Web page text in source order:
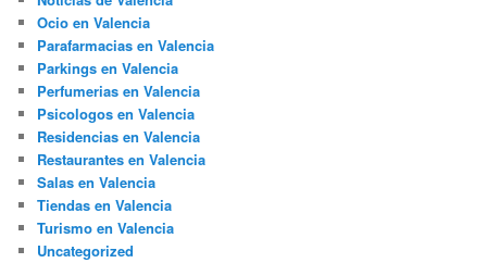
Ocio en Valencia
Parafarmacias en Valencia
Parkings en Valencia
Perfumerias en Valencia
Psicologos en Valencia
Residencias en Valencia
Restaurantes en Valencia
Salas en Valencia
Tiendas en Valencia
Turismo en Valencia
Uncategorized